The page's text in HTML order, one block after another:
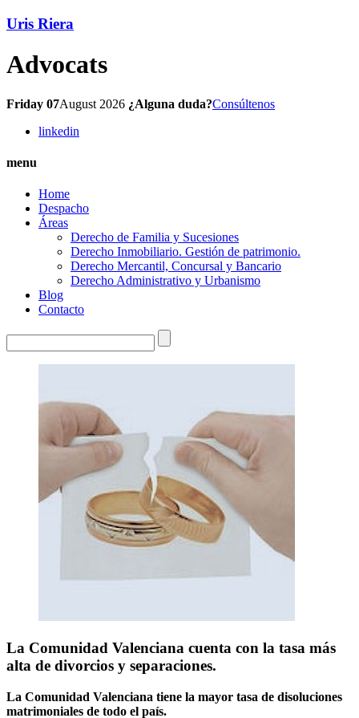
Uris Riera
Advocats
Friday 07August 2026 ¿Alguna duda?Consúltenos
linkedin
menu
Home
Despacho
Áreas
Derecho de Familia y Sucesiones
Derecho Inmobiliario. Gestión de patrimonio.
Derecho Mercantil, Concursal y Bancario
Derecho Administrativo y Urbanismo
Blog
Contacto
La Comunidad Valenciana cuenta con la tasa más
alta de divorcios y separaciones.
La Comunidad Valenciana tiene la mayor tasa de disoluciones
matrimoniales de todo el país.